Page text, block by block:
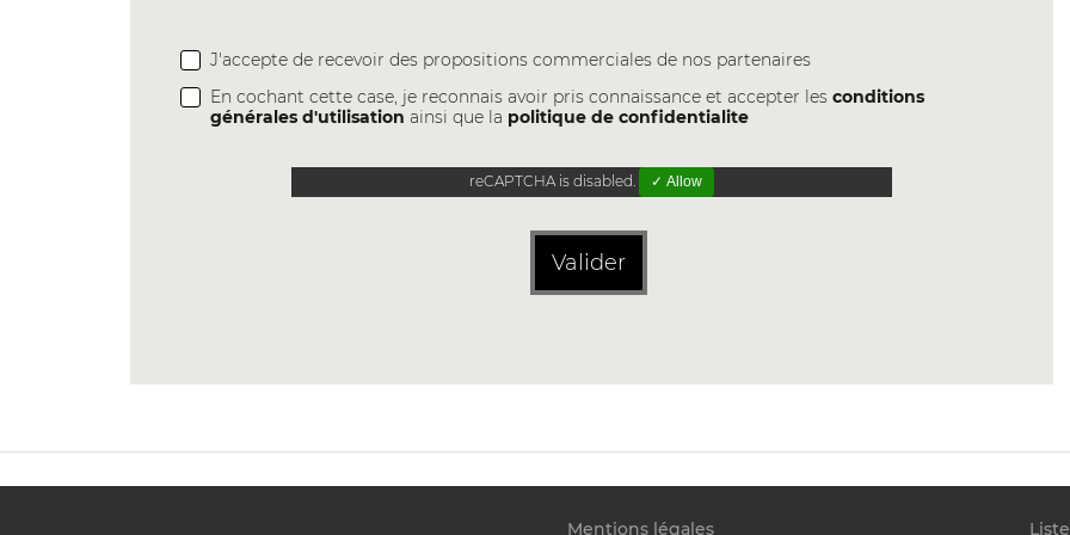
J'accepte de recevoir des propositions commerciales de nos partenaires
En cochant cette case, je reconnais avoir pris connaissance et accepter lesconditions
générales d'utilisation ainsi que la politique de confidentialite
reCAPTCHA is disabled. ✓ Allow
Valider
Mentions légales